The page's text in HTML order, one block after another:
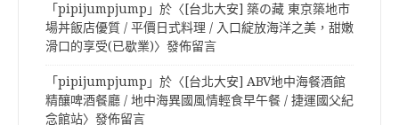
「pipijumpjump 」於〈 [台北大安] 築の藏 東京築地市
場丼飯店優質 / 平價日式料理 / 入口綻放海洋之美，甜嫩
滑口的享受(已歇業)〉發佈留言
「pipijumpjump 」於〈 [台北大安] ABV地中海餐酒館
精釀啤酒餐廳 / 地中海異國風情輕食早午餐 / 捷運國父紀
念館站〉發佈留言